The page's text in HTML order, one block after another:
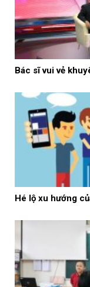
Bác sĩ vui vẻ
Hé lộ xu hướng